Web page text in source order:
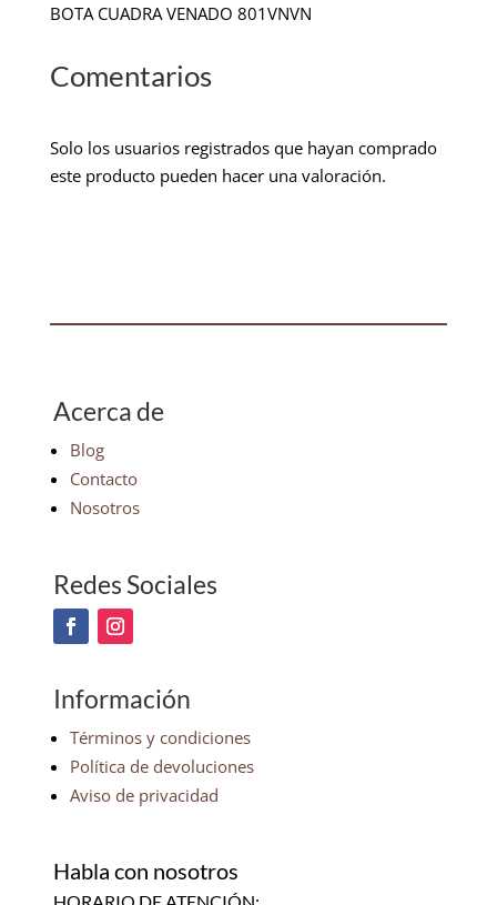
BOTA CUADRA VENADO 801VNVN
Comentarios
Solo los usuarios registrados que hayan comprado
este producto pueden hacer una valoración.
Acerca de
Blog
Contacto
Nosotros
Redes Sociales
Información
Términos y condiciones
Política de devoluciones
Aviso de privacidad
Habla con nosotros